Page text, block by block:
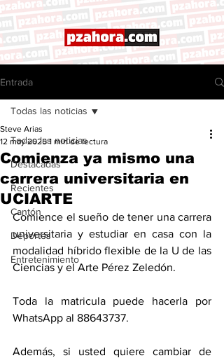
Entrada
Todas las noticias
Destacadas
Recientes
Cantón
Deportes
Entretenimiento
Todas las noticias
Comienza ya mismo una
carrera universitaria en
UCIARTE
Steve Arias
12 may 2025 1 min de lectura
Comience el sueño de tener una carrera
universitaria y estudiar en casa con la
modalidad híbrido flexible de la U de las
Ciencias y el Arte Pérez Zeledón.
Toda la matricula puede hacerla por
WhatsApp al 88643737.
Además, si usted quiere cambiar de